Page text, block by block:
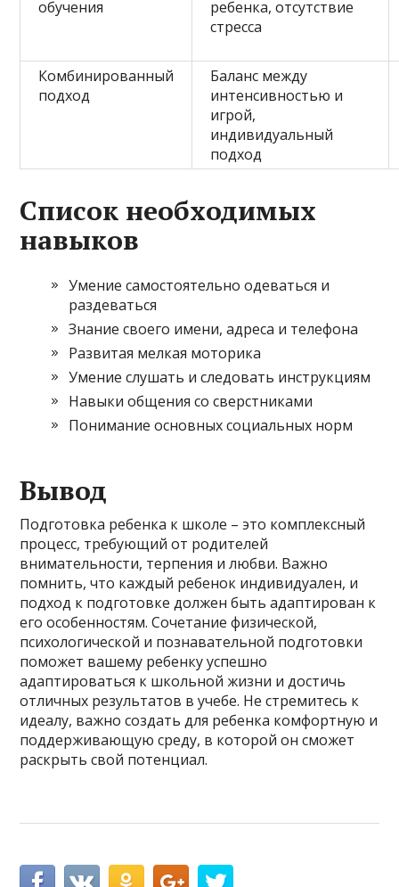
обучения
ребенка, отсутствие
стресса
Комбинированный
подход
Баланс между
интенсивностью и
игрой,
индивидуальный
подход
Список необходимых
навыков
Умение самостоятельно одеваться и
раздеваться
Знание своего имени, адреса и телефона
Развитая мелкая моторика
Умение слушать и следовать инструкциям
Навыки общения со сверстниками
Понимание основных социальных норм
Вывод
Подготовка ребенка к школе – это комплексный
процесс, требующий от родителей
внимательности, терпения и любви. Важно
помнить, что каждый ребенок индивидуален, и
подход к подготовке должен быть адаптирован к
его особенностям. Сочетание физической,
психологической и познавательной подготовки
поможет вашему ребенку успешно
адаптироваться к школьной жизни и достичь
отличных результатов в учебе. Не стремитесь к
идеалу, важно создать для ребенка комфортную и
поддерживающую среду, в которой он сможет
раскрыть свой потенциал.